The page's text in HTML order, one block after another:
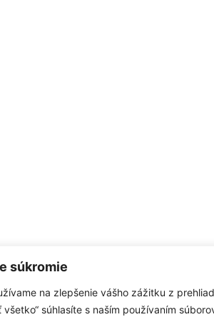
súkromie
na zlepšenie vášho zážitku z
všetko“ súhlasíte s naším používaním